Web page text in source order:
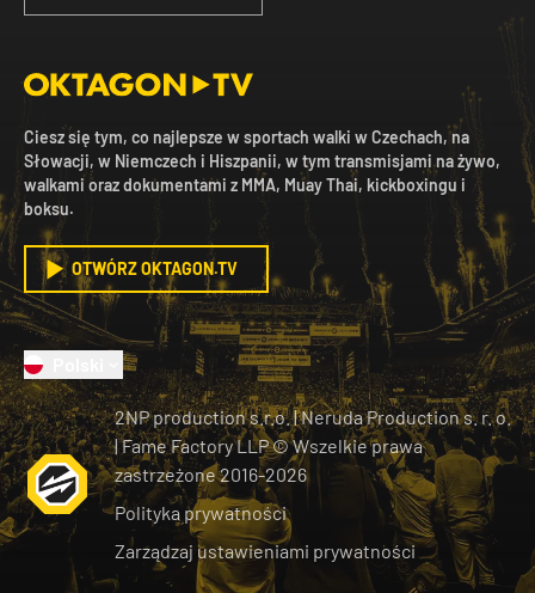
Ciesz się tym, co najlepsze w sportach walki w Czechach, na
Słowacji, w Niemczech i Hiszpanii, w tym transmisjami na żywo,
walkami oraz dokumentami z MMA, Muay Thai, kickboxingu i
boksu.
OTWÓRZ OKTAGON.TV
2NP production s.r.o.|Neruda Production s. r. o.
| Fame Factory LLP © Wszelkie prawa
zastrzeżone2016-2026
Polityka prywatności
Zarządzaj ustawieniami prywatności